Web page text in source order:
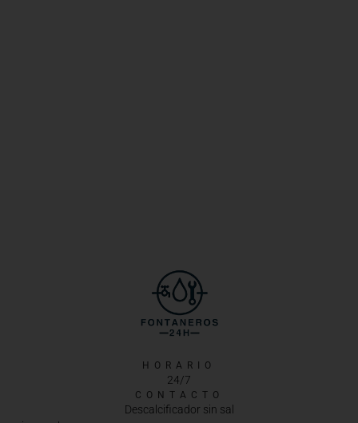
HORARIO
24/7
CONTACTO
Descalcificador sin sal